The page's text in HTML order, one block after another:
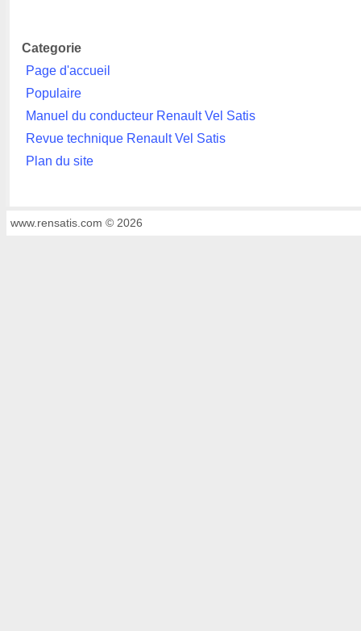
Categorie
Page d'accueil
Populaire
Manuel du conducteur Renault Vel Satis
Revue technique Renault Vel Satis
Plan du site
www.rensatis.com © 2026